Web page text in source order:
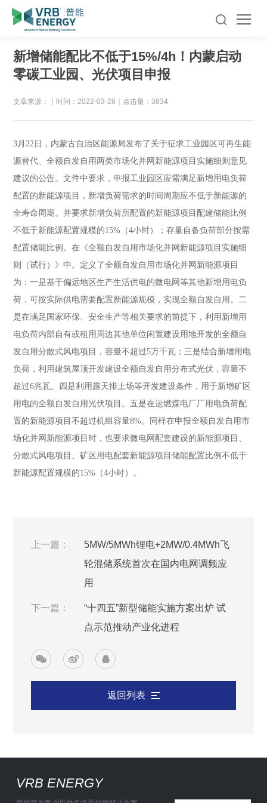
新增储能配比不低于15%/4h！内蒙启动
零碳工业园、光伏项目申报
文章来源： 时间：2022-03-28 点击量：3834
3月22 日，内蒙古自治区能源局发布了关于征求工业园区可再生能
源替代、全额自发自用两类市场化并网新能源项目实施细则意见
建议的公告。文件中要求，申报工业园区应需满足新增用电负荷
配置的新能源项目，新增负荷需求的时间周期应不低于新能源的
全寿命周期。并要求新增负荷所配置的新能源项目配建储能比例
不低于新能源配置规模的15% （4小时）；存量自备负荷部分按需
配置储能比例。在《全额自发自用市场化并网新能源项目实施细
则（试行）》中。定义了全额自发自用市场化并网新能源项目
为：一是基于偏远地区生产生活供电的微电网等其他新增用电负
荷，可按实际供电需要配置新能源规模，实现全额自发自用。二
是在满足国家环保、安全生产等相关要求的前提下，利用新增用
电负荷内部自有或租用周边其他单位闲置建设用地开发的全额自
发自用分散式风电项目，容量不超过5万千瓦；三是结合新增用电
负荷，利用建筑屋顶开发建设全额自发自用分布式光伏，容量不
超过6兆瓦。四是利用露天排土场等开发建设条件，用于新增矿区
用电的全额自发自用光伏项目。五是在运燃煤电厂厂用电负荷配
置的新能源项目不超过机组容量8%。同样在申报全额自发自用市
场化并网新能源项目时，也要求微电网配套建设的新能源项目、
分散式风电项目、矿区用电配套新能源项目储能配置比例不低于
新能源配置规模的15% （4小时）。
上一篇：
5MW/5MWh锂电+2MW/0.4MWh飞
轮混储系统首次在国内电网调频应
用
下一篇：
“十四五”新型储能实施方案出炉 试
点示范推动产业化进程
返回列表
VRB ENERGY